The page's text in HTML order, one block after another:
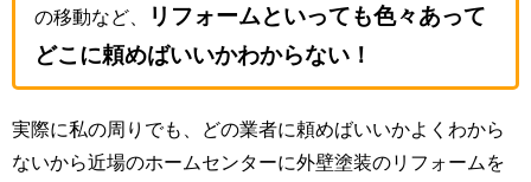
の移動など、
リフォームといっても色々あって
どこに頼めばいいかわからない！
実際に私の周りでも、どの業者に頼めばいいかよくわから
ないから近場のホームセンターに外壁塗装のリフォームを